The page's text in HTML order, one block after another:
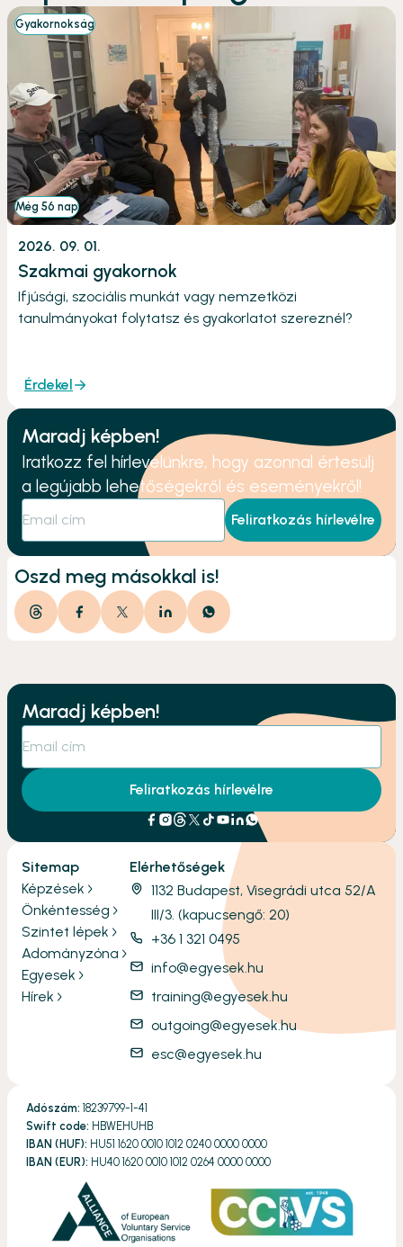
Gyakornokság
Még 56 nap
2026. 09. 01.
Szakmai gyakornok
Ifjúsági, szociális munkát vagy nemzetközi
tanulmányokat folytatsz és gyakorlatot szereznél?
Érdekel
Maradj képben!
Iratkozz fel hírlevelünkre, hogy azonnal értesülj
a legújabb lehetőségekről és eseményekről!
Feliratkozás hírlevélre
Oszd meg másokkal is!
Maradj képben!
Feliratkozás hírlevélre
Sitemap
Képzések
Önkéntesség
Szintet lépek
Adományzóna
Egyesek
Hírek
Elérhetőségek
1132 Budapest, Visegrádi utca 52/A
III/3. (kapucsengő: 20)
+36 1 321 0495
info@egyesek.hu
training@egyesek.hu
outgoing@egyesek.hu
esc@egyesek.hu
Adószám: 18239799-1-41
Swift code: HBWEHUHB
IBAN (HUF): HU51 1620 0010 1012 0240 0000 0000
IBAN (EUR): HU40 1620 0010 1012 0264 0000 0000